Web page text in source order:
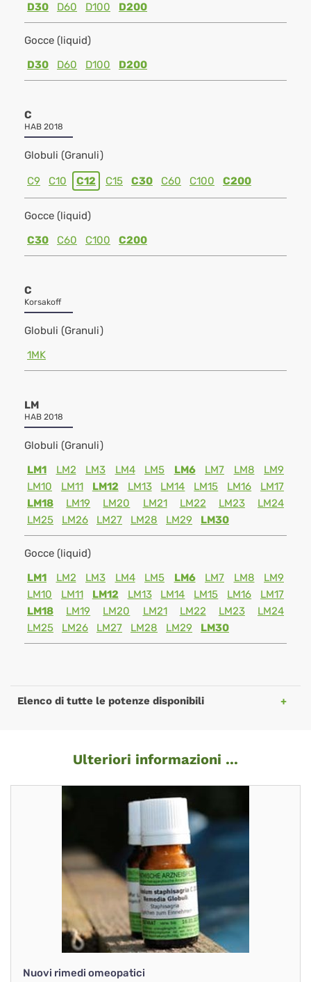
D30
D60 D100 D200
Gocce (liquid)
D30
D60 D100 D200
C
HAB 2018
Globuli (Granuli)
C9 C10 C12 C15 C30 C60 C100 C200
Gocce (liquid)
C30
C60 C100 C200
C
Korsakoff
Globuli (Granuli)
1MK
LM
HAB 2018
Globuli (Granuli)
LM1
LM2 LM3 LM4 LM5 LM6 LM7 LM8
LM9
LM10
LM11 LM12 LM13 LM14 LM15 LM16
LM17
LM18
LM19 LM20 LM21 LM22 LM23
LM24
LM25
LM26 LM27 LM28 LM29 LM30
Gocce (liquid)
LM1
LM2 LM3 LM4 LM5 LM6 LM7 LM8
LM9
LM10
LM11 LM12 LM13 LM14 LM15 LM16
LM17
LM18
LM19 LM20 LM21 LM22 LM23
LM24
LM25
LM26 LM27 LM28 LM29 LM30
Elenco di tutte le potenze disponibili
Ulteriori informazioni ...
Nuovi rimedi omeopatici